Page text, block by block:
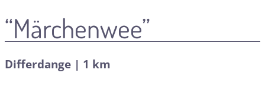
“Märchenwee”
Differdange | 1 km